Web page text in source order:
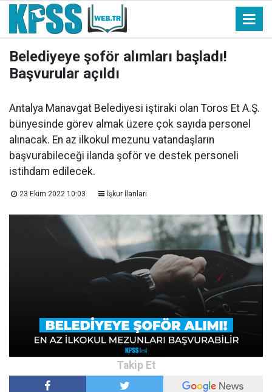
Belediyeye şoför alımları başladı!
Başvurular açıldı
Antalya Manavgat Belediyesi iştiraki olan Toros Et A.Ş.
bünyesinde görev almak üzere çok sayıda personel
alınacak. En az ilkokul mezunu vatandaşların
başvurabileceği ilanda şoför ve destek personeli
istihdam edilecek.
23 Ekim 2022 10:03 İşkur İlanları